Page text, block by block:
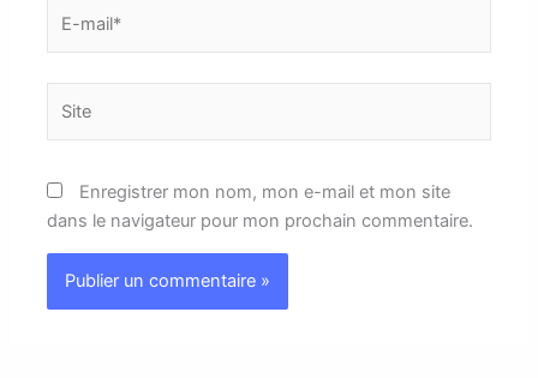
Enregistrer mon nom, mon e-mail et mon site
dans le navigateur pour mon prochain commentaire.